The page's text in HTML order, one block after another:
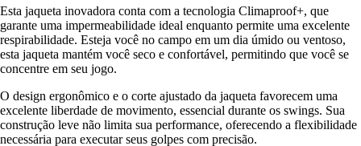
Esta jaqueta inovadora conta com a tecnologia Climaproof+, que
garante uma impermeabilidade ideal enquanto permite uma excelente
respirabilidade. Esteja você no campo em um dia úmido ou ventoso,
esta jaqueta mantém você seco e confortável, permitindo que você se
concentre em seu jogo.
O design ergonômico e o corte ajustado da jaqueta favorecem uma
excelente liberdade de movimento, essencial durante os swings. Sua
construção leve não limita sua performance, oferecendo a flexibilidade
necessária para executar seus golpes com precisão.